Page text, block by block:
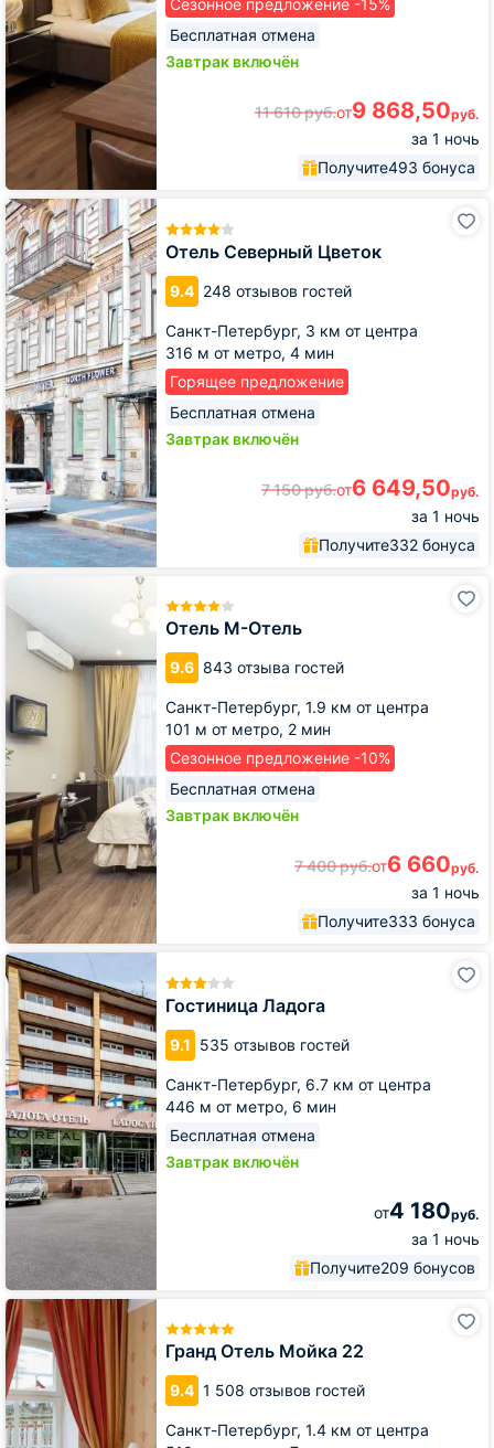
Сезонное предложение -15%
Бесплатная отмена
Завтрак включён
11 610руб.от9 868,50руб.
за 1 ночь
Получите493 бонуса
Отель Северный Цветок
9.4 248 отзывов гостей
Санкт-Петербург, 3 км от центра
316 м от метро, 4 мин
Горящее предложение
Бесплатная отмена
Завтрак включён
7 150руб.от6 649,50руб.
за 1 ночь
Получите332 бонуса
Отель
Северный
Цветок
Отель М-Отель
9.6 843 отзыва гостей
Санкт-Петербург, 1.9 км от центра
101 м от метро, 2 мин
Сезонное предложение -10%
Бесплатная отмена
Завтрак включён
7 400руб.от6 660руб.
за 1 ночь
Получите333 бонуса
М-
Отель
Гостиница Ладога
9.1 535 отзывов гостей
Санкт-Петербург, 6.7 км от центра
446 м от метро, 6 мин
Бесплатная отмена
Завтрак включён
от4 180руб.
за 1 ночь
Получите209 бонусов
Гостиница
Ладога
Гранд Отель Мойка 22
9.4 1 508 отзывов гостей
Санкт-Петербург, 1.4 км от центра
Гранд
Отель
Мойка
22